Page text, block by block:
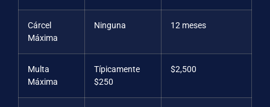
Cárcel
Máxima
Ninguna 12 meses
Multa
Máxima
Típicamente
$250
$2,500